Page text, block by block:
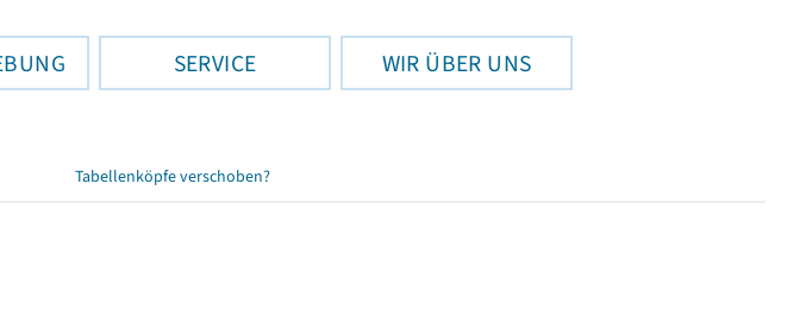
SERVICE WIR ÜBER UNS
Tabellenköpfe verschoben?